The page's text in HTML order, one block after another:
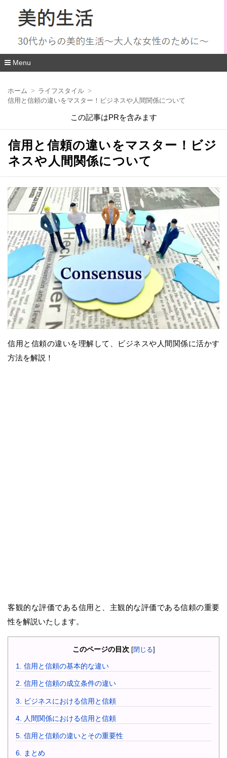
Menu
移
ホーム
ライフスタイル
信用と信頼の違いをマスター！ビジネスや人間関係について
この記事はPRを含みます
信用と信頼の違いをマスター！ビジ
ネスや人間関係について
信用と信頼の違いを理解して、ビジネスや人間関係に活かす
方法を解説！
客観的な評価である信用と、主観的な評価である信頼の重要
性を解説いたします。
このページの目次 [閉じる]
1. 信用と信頼の基本的な違い
2. 信用と信頼の成立条件の違い
3. ビジネスにおける信用と信頼
4. 人間関係における信用と信頼
5. 信用と信頼の違いとその重要性
6. まとめ